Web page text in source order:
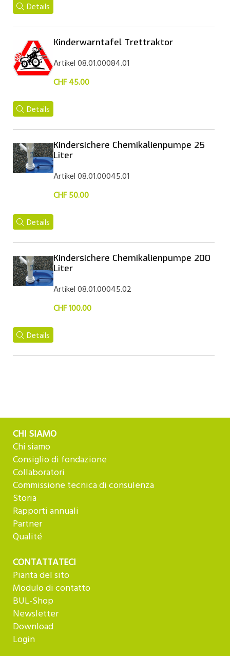
Details
Kinderwarntafel Trettraktor
Artikel 08.01.00084.01
CHF 45.00
Details
Kindersichere Chemikalienpumpe 25
Liter
Artikel 08.01.00045.01
CHF 50.00
Details
Kindersichere Chemikalienpumpe 200
Liter
Artikel 08.01.00045.02
CHF 100.00
Details
CHI SIAMO
Chi siamo
Consiglio di fondazione
Collaboratori
Commissione tecnica di consulenza
Storia
Rapporti annuali
Partner
Qualité
CONTATTATECI
Pianta del sito
Modulo di contatto
BUL-Shop
Newsletter
Download
Login